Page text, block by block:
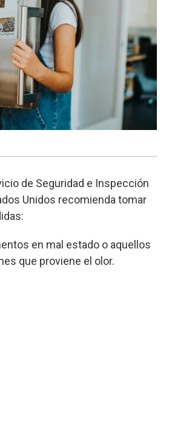
de Seguridad e Inspección
Unidos recomienda tomar
en mal estado o aquellos
que proviene el olor.